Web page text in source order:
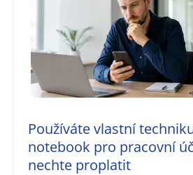
Používáte vlastní
notebook pro pracovní
nechte proplatit